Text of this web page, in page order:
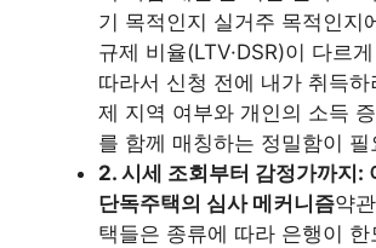
기 목적인지 실거주 목적인지
규제 비율(LTV·DSR)이 다르
따라서 신청 전에 내가 취득
제 지역 여부와 개인의 소득
를 함께 매칭하는 정밀함이 필
2. 시세 조회부터 감정가까지:
단독주택의 심사 메커니즘약
택들은 종류에 따라 은행이